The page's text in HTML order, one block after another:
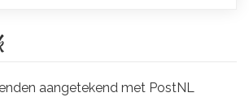
aangetekend met PostNL